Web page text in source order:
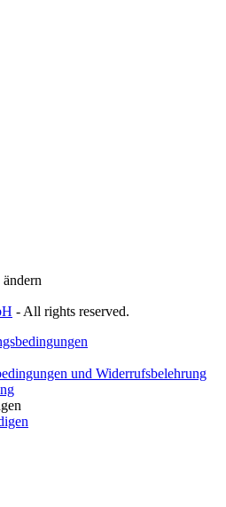
- All rights reserved.
und Widerrufsbelehrung